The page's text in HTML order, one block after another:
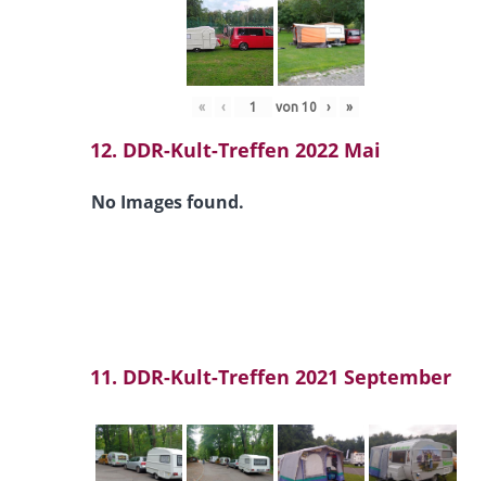
« ‹ von 10 › »
12. DDR-Kult-Treffen 2022 Mai
No Images found.
11. DDR-Kult-Treffen 2021 September